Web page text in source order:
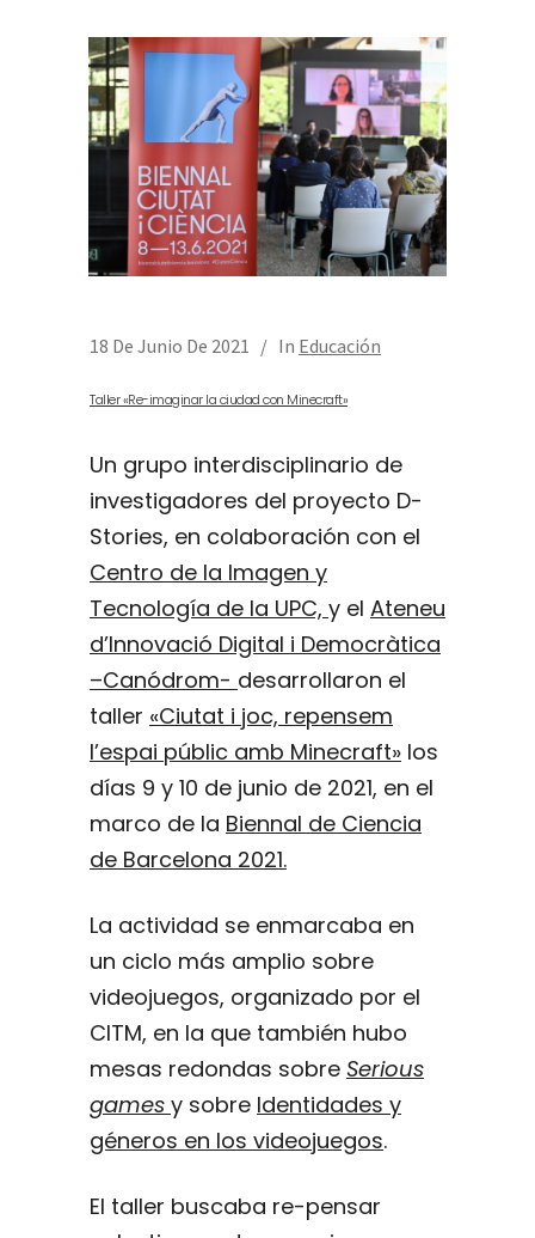
18 De Junio De 2021 In Educación
Taller «Re-imaginar la ciudad con Minecraft»
Un grupo interdisciplinario de
investigadores del proyecto D-
Stories, en colaboración con el
Centro de la Imagen y
Tecnología de la UPC, y el Ateneu
d’Innovació Digital i Democràtica
–Canódrom- desarrollaron el
taller «Ciutat i joc, repensem
l’espai públic amb Minecraft» los
días 9 y 10 de junio de 2021, en el
marco de la Biennal de Ciencia
de Barcelona 2021.
La actividad se enmarcaba en
un ciclo más amplio sobre
videojuegos, organizado por el
CITM, en la que también hubo
mesas redondas sobre Serious
games y sobre Identidades y
géneros en los videojuegos.
El taller buscaba re-pensar